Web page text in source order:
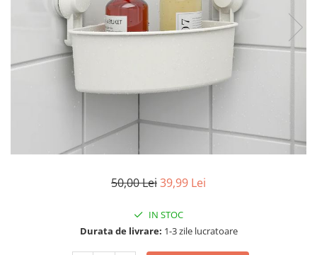
Articole mercerie
Organizare si depozitare
Huse si cutii depozitare
Cuiere
Intretinere textile
Sport & Timp liber
Suporturi ortopedice si orteze
50,00 Lei39,99 Lei
IN STOC
Durata de livrare: 1-3 zile lucratoare